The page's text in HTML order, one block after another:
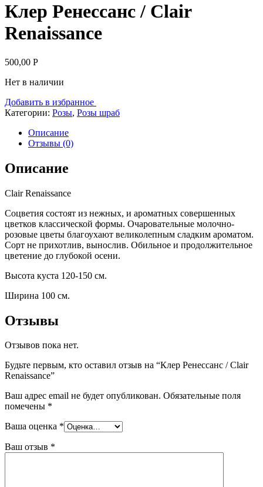
Клер Ренессанс / Clair
Renaissance
500,00 Р
Нет в наличии
Добавить в избранное
Категории: Розы, Розы шраб
Описание
Отзывы (0)
Описание
Clair Renaissance
Соцветия состоят из нежных, и ароматных совершенных
цветков классической формы. Очаровательные молочно-
розовые цветы благоухают великолепным сладким ароматом.
Сорт не прихотлив, вынослив. Обильное и продолжительное
цветение до глубокой осени.
Высота куста 120-150 см.
Ширина 100 см.
Отзывы
Отзывов пока нет.
Будьте первым, кто оставил отзыв на “Клер Ренессанс / Clair
Renaissance”
Ваш адрес email не будет опубликован. Обязательные поля
помечены *
Ваша оценка *
Ваш отзыв *